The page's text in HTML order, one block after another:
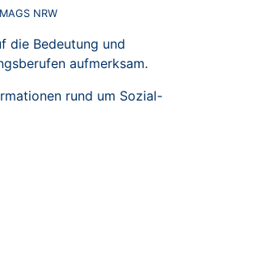
MAGS NRW
die Bedeutung und
aufmerksam.
rund um Sozial-